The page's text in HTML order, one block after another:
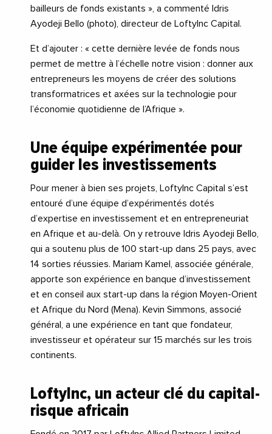
bailleurs de fonds existants », a commenté Idris
Ayodeji Bello (photo), directeur de LoftyInc Capital.
Et d’ajouter : « cette dernière levée de fonds nous
permet de mettre à l’échelle notre vision : donner aux
entrepreneurs les moyens de créer des solutions
transformatrices et axées sur la technologie pour
l’économie quotidienne de l’Afrique ».
Une équipe expérimentée pour
guider les investissements
Pour mener à bien ses projets, LoftyInc Capital s’est
entouré d’une équipe d’expérimentés dotés
d’expertise en investissement et en entrepreneuriat
en Afrique et au-delà. On y retrouve Idris Ayodeji Bello,
qui a soutenu plus de 100 start-up dans 25 pays, avec
14 sorties réussies. Mariam Kamel, associée générale,
apporte son expérience en banque d’investissement
et en conseil aux start-up dans la région Moyen-Orient
et Afrique du Nord (Mena). Kevin Simmons, associé
général, a une expérience en tant que fondateur,
investisseur et opérateur sur 15 marchés sur les trois
continents.
LoftyInc, un acteur clé du capital-
risque africain